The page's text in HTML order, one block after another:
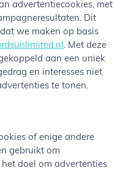
advertentiecookies, met
Dit
we maken op basis
. Met deze
aan een uniek
en interesses niet
te tonen.
of enige andere
gebruikt om
doel om advertenties